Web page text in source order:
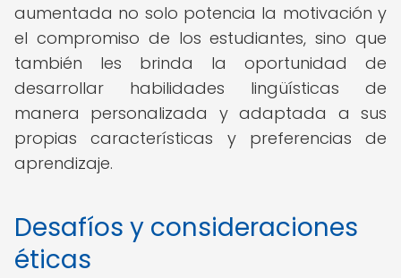
aumentada no solo potencia la motivación y
el compromiso de los estudiantes, sino que
también les brinda la oportunidad de
desarrollar habilidades lingüísticas de
manera personalizada y adaptada a sus
propias características y preferencias de
aprendizaje.
Desafíos y consideraciones
éticas